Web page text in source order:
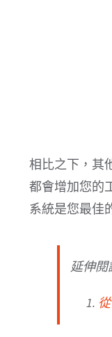
相比之下，其
都會增加您的
系統是您最佳
延伸閱